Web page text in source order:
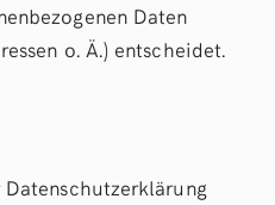
Daten
o. Ä.) entscheidet.